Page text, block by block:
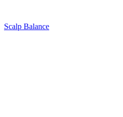
Scalp Balance